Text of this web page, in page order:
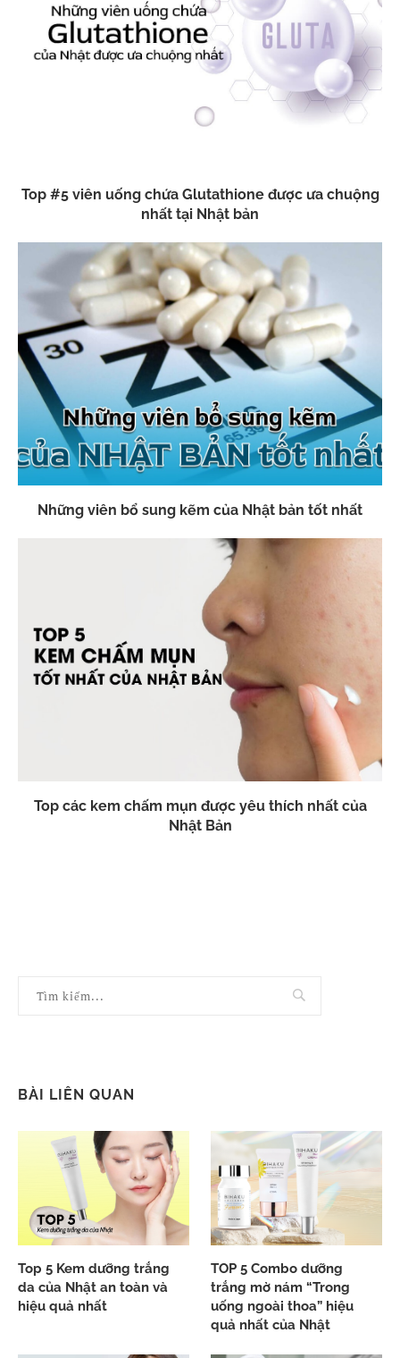
Top #5 viên uống chứa Glutathione được ưa chuộng
nhất tại Nhật bản
Những viên bổ sung kẽm của Nhật bản tốt nhất
Top các kem chấm mụn được yêu thích nhất của
Nhật Bản
BÀI LIÊN QUAN
Top 5 Kem dưỡng trắng
da của Nhật an toàn và
hiệu quả nhất
TOP 5 Combo dưỡng
trắng mờ nám “Trong
uống ngoài thoa” hiệu
quả nhất của Nhật